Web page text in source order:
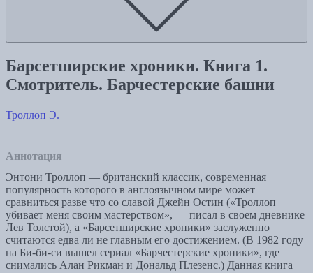
Барсетширские хроники. Книга 1.
Смотритель. Барчестерские башни
Троллоп Э.
Аннотация
Энтони Троллоп — британский классик, современная
популярность которого в англоязычном мире может
сравниться разве что со славой Джейн Остин («Троллоп
убивает меня своим мастерством», — писал в своем дневнике
Лев Толстой), а «Барсетширские хроники» заслуженно
считаются едва ли не главным его достижением. (В 1982 году
на Би-би-си вышел сериал «Барчестерские хроники», где
снимались Алан Рикман и Дональд Плезенс.) Данная книга